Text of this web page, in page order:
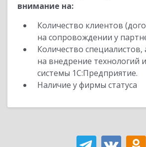
внимание на:
Количество клиентов
на сопровождении у
Количество
на внедрение технологий
системы 1С:Предприятие.
Наличие у фирмы статуса